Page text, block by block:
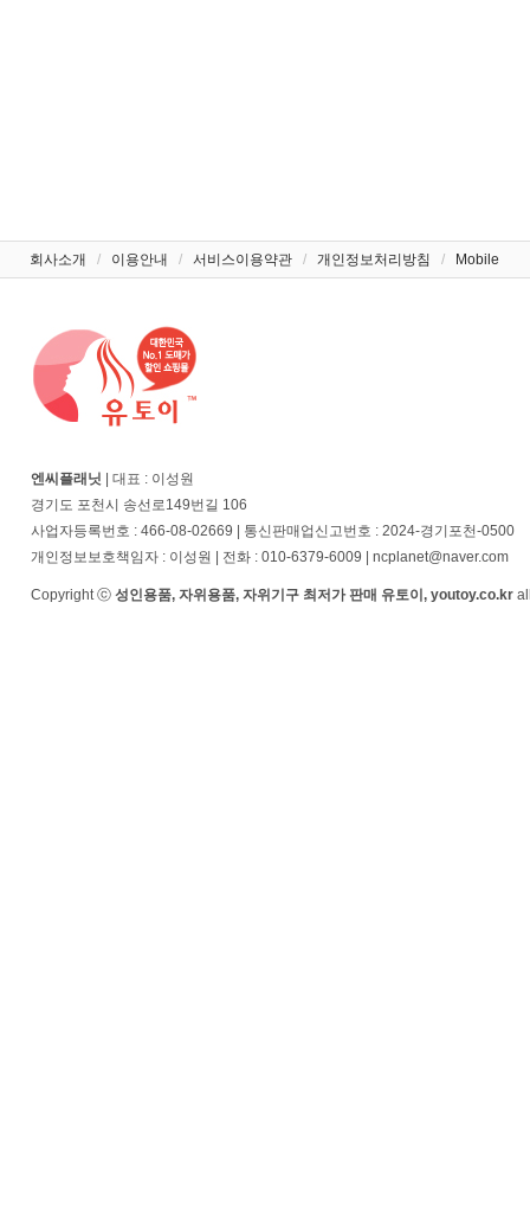
회사소개 / 이용안내 / 서비스이용약관 / 개인정보처리방침 / Mobile
엔씨플래닛 | 대표 : 이성원
경기도 포천시 송선로149번길 106
사업자등록번호 : 466-08-02669 | 통신판매업신고번호 : 2024-경기포천-0500
개인정보보호책임자 : 이성원 | 전화 : 010-6379-6009 | ncplanet@naver.com
Copyright ⓒ 성인용품, 자위용품, 자위기구 최저가 판매 유토이, youtoy.co.kr